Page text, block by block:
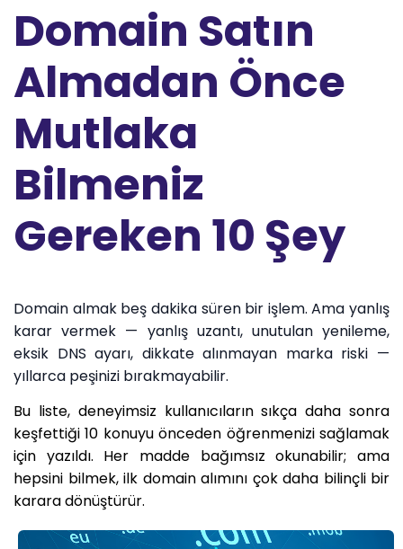
Domain Satın
Almadan Önce
Mutlaka
Bilmeniz
Gereken 10 Şey
Domain almak beş dakika süren bir işlem. Ama yanlış
karar vermek — yanlış uzantı, unutulan yenileme,
eksik DNS ayarı, dikkate alınmayan marka riski —
yıllarca peşinizi bırakmayabilir.
Bu liste, deneyimsiz kullanıcıların sıkça daha sonra
keşfettiği 10 konuyu önceden öğrenmenizi sağlamak
için yazıldı. Her madde bağımsız okunabilir; ama
hepsini bilmek, ilk domain alımını çok daha bilinçli bir
karara dönüştürür.